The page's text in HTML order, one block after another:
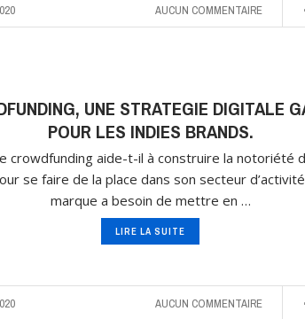
AUCUN COMMENTAIRE
UNE STRATEGIE DIGITALE
POUR LES INDIES BRANDS.
crowdfunding aide-t-il à construire la notoriété
se faire de la place dans son secteur
marque a besoin de mettre en …
LIRE LA SUITE
AUCUN COMMENTAIRE